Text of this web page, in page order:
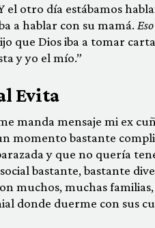
el otro día estábamos
a hablar con su mamá.
que Dios iba a tomar
y yo el mío.”
Evita
manda mensaje mi ex
momento bastante
y que no quería
bastante, bastante
muchos, muchas
donde duerme con sus